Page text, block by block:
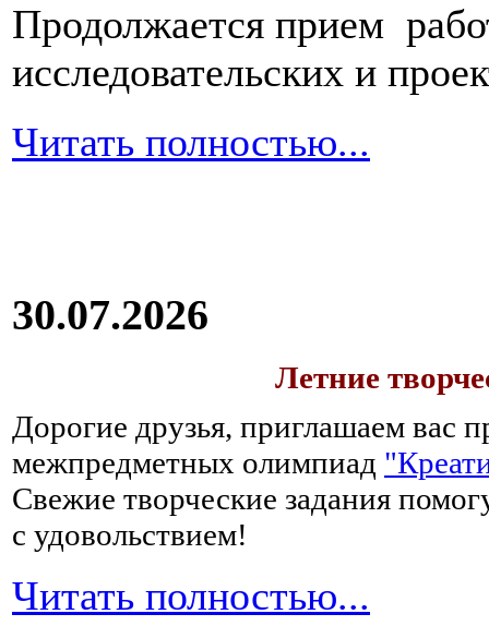
Продолжается прием
исследовательских и
Читать полностью...
30.07.2026
Летние
Дорогие друзья, приглашаем вас
межпредметных олимпиад
Свежие творческие задания
с удовольствием!
Читать полностью...